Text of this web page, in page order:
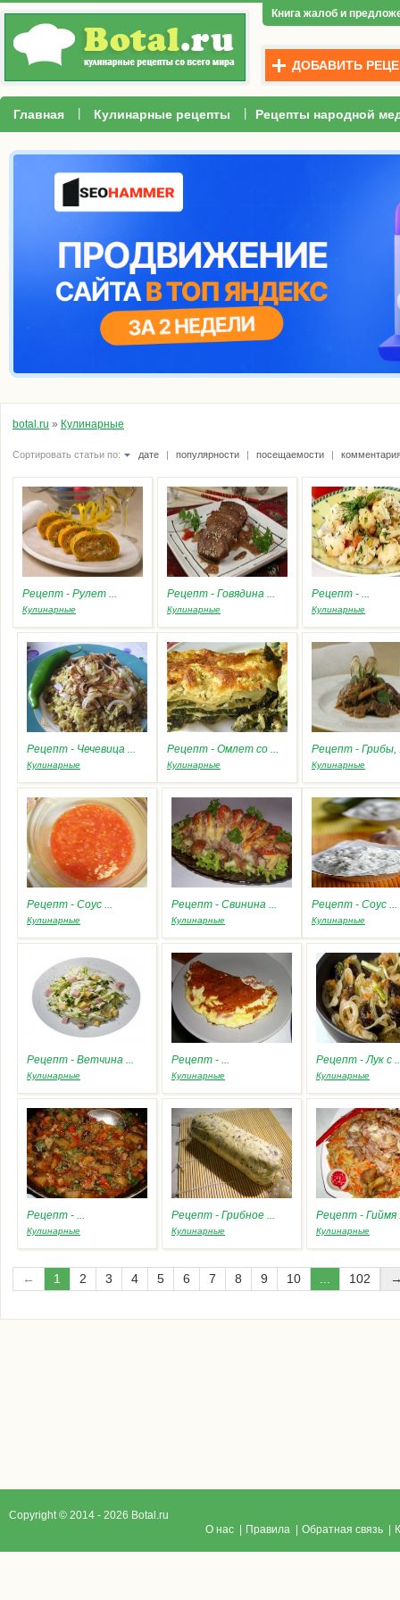
Книга жалоб и
ДОБАВИТЬ
Главная Кулинарные рецепты Рецепты народной
botal.ru » Кулинарные
Сортировать статьи по: дате | популярности | посещаемости |
Рецепт - Рулет ...
Кулинарные
Рецепт - Говядина ...
Кулинарные
Рецепт - ...
Кулинарные
Рецепт - Чечевица ...
Кулинарные
Рецепт - Омлет со ...
Кулинарные
Рецепт - Грибы,
Кулинарные
Рецепт - Соус ...
Кулинарные
Рецепт - Свинина ...
Кулинарные
Рецепт - Соус ...
Кулинарные
Рецепт - Ветчина ...
Кулинарные
Рецепт - ...
Кулинарные
Рецепт - Лук с
Кулинарные
Рецепт - ...
Кулинарные
Рецепт - Грибное ...
Кулинарные
Рецепт - Гиймя
Кулинарные
← 1 2 3 4 5 6 7 8 9 10 102
Copyright © 2014 - 2026 Botal.ru
O нас
Правила Обратная связь